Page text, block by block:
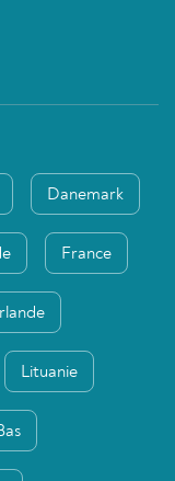
Danemark
France
Irlande
Lituanie